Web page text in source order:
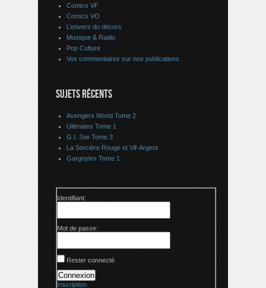
Comics VF
Comics VO
L’envers du décors
Musique & Radio
Pop Culture
Vos commentaires sur nos publications
SUJETS RÉCENTS
Avengers World Tome 2
Ultimates Tome 1
G.I. Joe Tome 3
La Sorcière Rouge et Vif-Argent
Gargoyles Tome 1
Identifiant:
Mot de passe:
Rester connecté
Connexion
Inscription